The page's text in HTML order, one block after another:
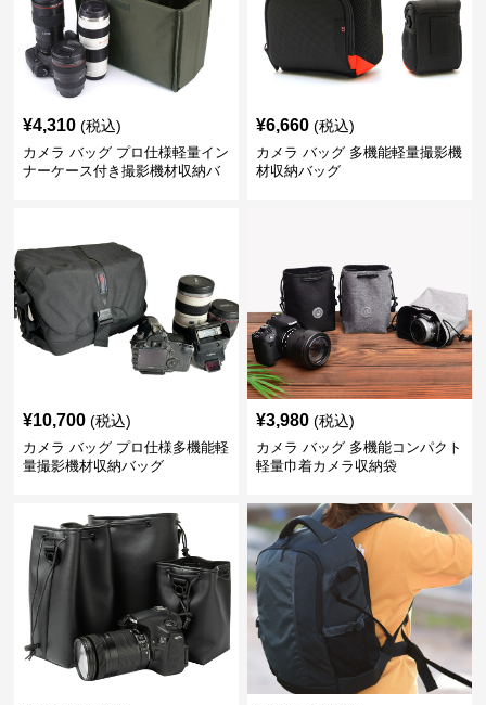
¥4,310 (税込)
カメラ バッグ プロ仕様軽量イン
ナーケース付き撮影機材収納バ
¥6,660 (税込)
カメラ バッグ 多機能軽量撮影機
材収納バッグ
¥10,700 (税込)
カメラ バッグ プロ仕様多機能軽
量撮影機材収納バッグ
¥3,980 (税込)
カメラ バッグ 多機能コンパクト
軽量巾着カメラ収納袋